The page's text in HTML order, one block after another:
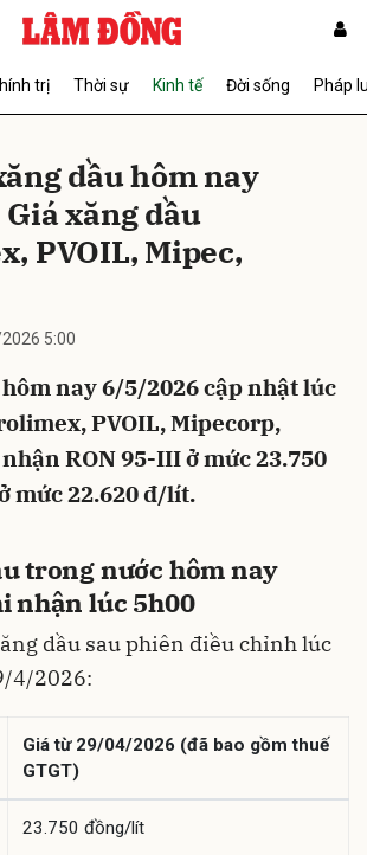
trị Thời sự Kinh tế Đời sống Pháp
dầu hôm nay
xăng dầu
PVOIL, Mipec,
5:00
nay 6/5/2026 cập nhật lúc
PVOIL, Mipecorp,
RON 95-III ở mức 23.750
mức 22.620 đ/lít.
trong nước hôm nay
nhận lúc 5h00
dầu sau phiên điều chỉnh lúc
4/2026:
Giá từ 29/04/2026 (đã bao gồm thuế
GTGT)
23.750 đồng/lít